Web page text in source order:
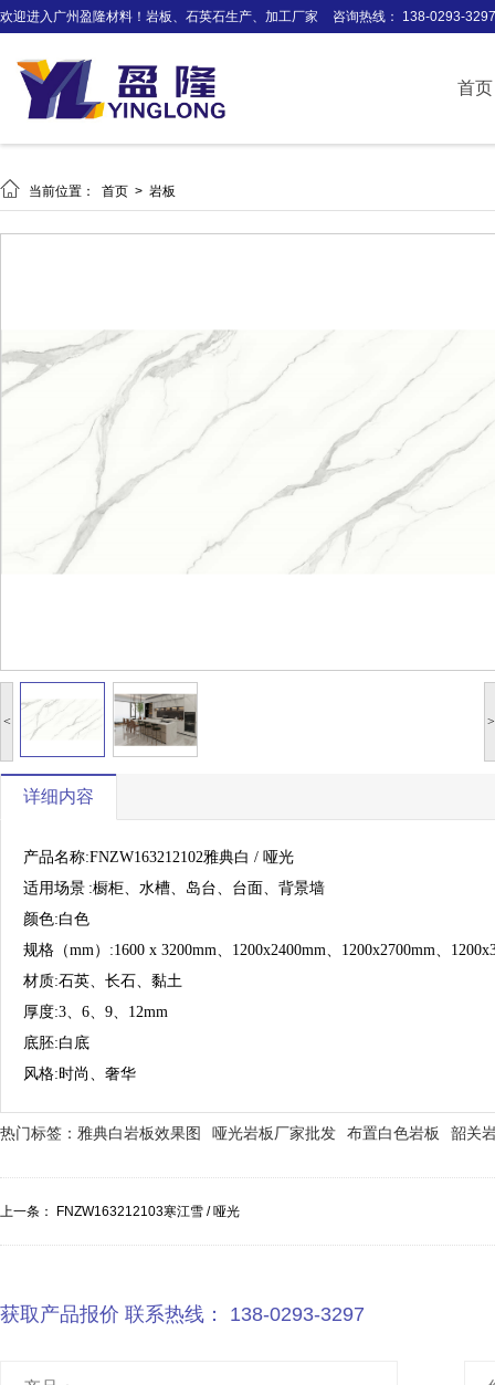
欢迎进入广州盈隆材料！岩板、石英石生产、加工厂家 咨询热线： 138-0293-3297
首页
 当前位置： 首页 > 岩板
< >
详细内容
产品名称:FNZW163212102雅典白 / 哑光
适用场景 :橱柜、水槽、岛台、台面、背景墙
颜色:白色
规格（mm）:1600 x 3200mm、1200x2400mm、1200x2700mm、
材质:石英、长石、黏土
厚度:3、6、9、12mm
底胚:白底
风格:时尚、奢华
热门标签： 雅典白岩板效果图 哑光岩板厂家批发 布置白色岩板 韶关
上一条： FNZW163212103寒江雪 / 哑光
获取产品报价 联系热线： 138-0293-3297